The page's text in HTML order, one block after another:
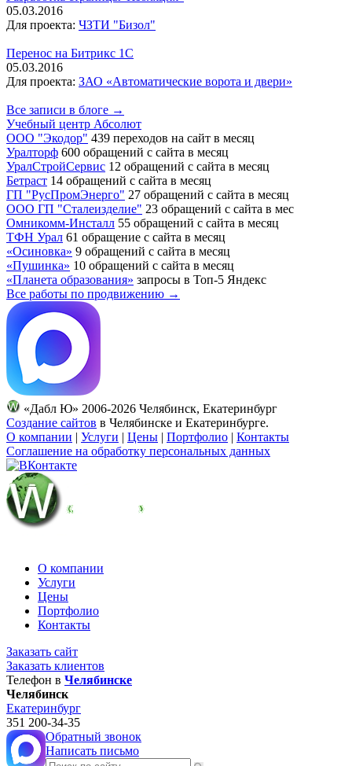
05.03.2016
Для проекта: ЧЗТИ "Бизол"
Перенос на Битрикс 1С
05.03.2016
Для проекта: ЗАО «Автоматические ворота и двери»
Все записи в блоге →
Учебный центр Абсолют
ООО "Экодор" 439 переходов на сайт в месяц
Уралторф 600 обращений с сайта в месяц
УралСтройСервис 12 обращений с сайта в месяц
Бетраст 14 обращений с сайта в месяц
ГП "РусПромЭнерго" 27 обращений с сайта в месяц
ООО ГП "Сталеизделие" 23 обращений с сайта в мес
Омникомм-Инсталл 55 обращений с сайта в месяц
ТФН Урал 61 обращение с сайта в месяц
«Осиновка» 9 обращений с сайта в месяц
«Пушинка» 10 обращений с сайта в месяц
«Планета образования» запросы в Топ-5 Яндекс
Все работы по продвижению →
«Дабл Ю» 2006-2026 Челябинск, Екатеринбург
Создание сайтов в Челябинске и Екатеринбурге.
О компании | Услуги | Цены | Портфолио | Контакты
Соглашение на обработку персональных данных
О компании
Услуги
Цены
Портфолио
Контакты
Заказать сайт
Заказать клиентов
Телефон в Челябинске
Челябинск
Екатеринбург
351 200-34-35
Обратный звонок
Написать письмо